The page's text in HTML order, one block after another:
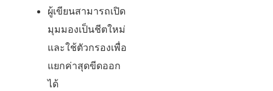
ผู้เขียนสามารถเปิด
มุมมองเป็นชีตใหม่
และใช้ตัวกรองเพื่อ
แยกค่าสุดขีดออก
ได้